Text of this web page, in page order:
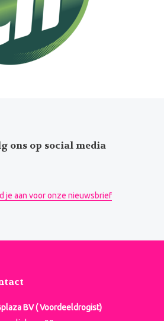
ons op social media
je aan voor onze nieuwsbrief
BV ( Voordeeldrogist)